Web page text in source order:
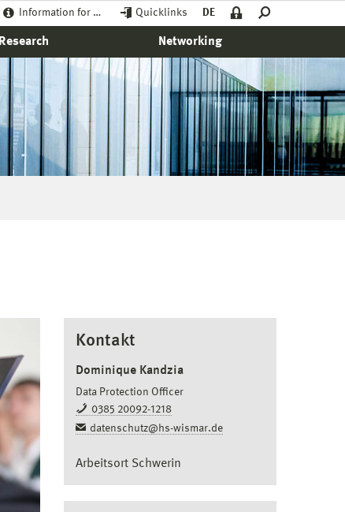
Information for … Quicklinks DE
Research Networking
Kontakt
Dominique Kandzia
Data Protection Officer
0385 20092-1218
datenschutz@hs-wismar.de
Arbeitsort Schwerin